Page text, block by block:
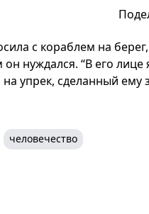
с кораблем на
нуждался. “В его лице
на упрек, сделанный ему
человечество